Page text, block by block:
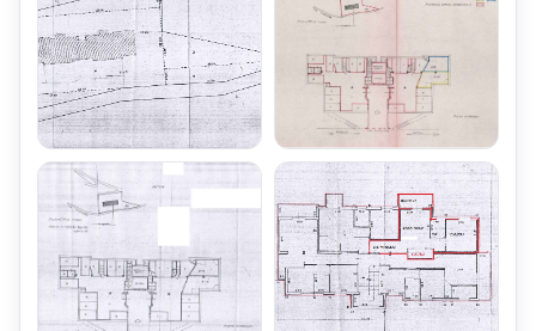
Fiumalbo
;
Il Bilocale Abetone Via Uccelliera Mq 50 Con Garage,
è posto nel Comune di Fiumalbo,
pur essendo ubicato a soli 800 metri dal centro e dalle
Piste da Sci di Abetone
Sviluppo Interno del Bilocale Via Uccelliera
Il Bilocale Abetone Via Uccelliera Mq 50 Con Garage,